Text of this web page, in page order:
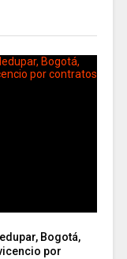
Bogotá,
por